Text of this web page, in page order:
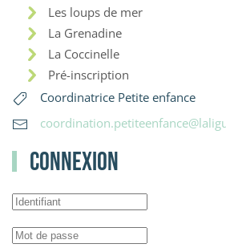
Les loups de mer
La Grenadine
La Coccinelle
Pré-inscription
Coordinatrice Petite enfance
Connexion